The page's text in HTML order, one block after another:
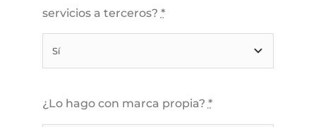
servicios a terceros? *
¿Lo hago con marca propia? *